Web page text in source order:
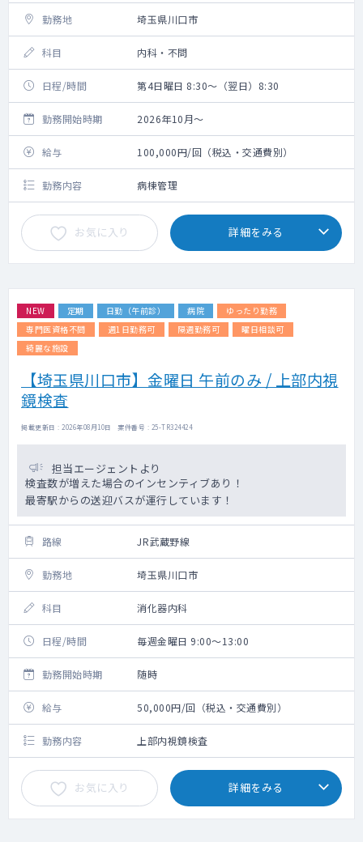
勤務地 埼玉県川口市
科目 内科・不問
日程/時間 第4日曜日 8:30～（翌日）8:30
勤務開始時期 2026年10月～
給与 100,000円/回（税込・交通費別）
勤務内容 病棟管理
お気に入り 詳細をみる
NEW 定期 日勤（午前診） 病院
ゆったり勤務
専門医資格不問
週1日勤務可 隔週勤務可
曜日相談可
綺麗な施設
【埼玉県川口市】金曜日 午前のみ / 上部内視
鏡検査
掲載更新日 : 2026年08月10日 案件番号 : 25-TR324424
担当エージェントより
検査数が増えた場合のインセンティブあり！
最寄駅からの送迎バスが運行しています！
路線 JR武蔵野線
勤務地 埼玉県川口市
科目 消化器内科
日程/時間 毎週金曜日 9:00～13:00
勤務開始時期 随時
給与 50,000円/回（税込・交通費別）
勤務内容 上部内視鏡検査
お気に入り 詳細をみる